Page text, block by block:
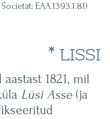
EAA.1393.1.81)
* LISSI
1821, mil
Lüsi Asse(ja